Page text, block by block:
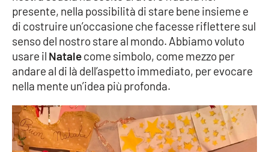
Venti di comunicazione
STREAMING
LaC TV
LaC Network
LaC OnAir
presente, nella possibilità di stare bene insieme e
di costruire un’occasione che facesse riflettere sul
senso del nostro stare al mondo. Abbiamo voluto
usare il Natalecome simbolo, come mezzo per
andare al di là dell’aspetto immediato, per evocare
nella mente un’idea più profonda.